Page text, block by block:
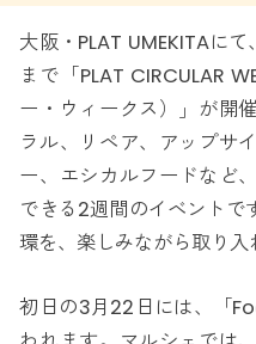
大阪・PLAT UMEKITAに
まで「PLAT CIRCULAR
ー・ウィークス）」が開
ラル、リペア、アップサ
ー、エシカルフードなど
できる2週間のイベントで
環を、楽しみながら取り入
初日の3月22日には、「